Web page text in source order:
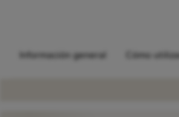
Información general Cómo